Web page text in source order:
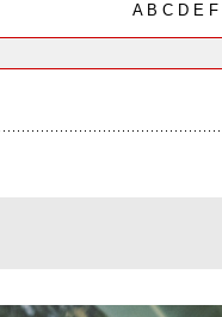
AB C D E F